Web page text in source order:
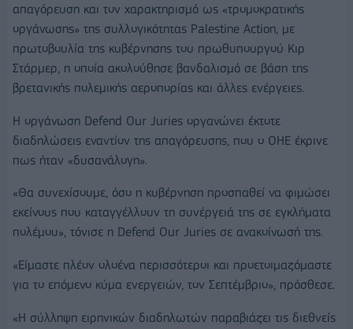
απαγόρευση και τον χαρακτηρισμό ως «τρομοκρατικής
οργάνωσης» της συλλογικότητας Palestine Action, με
πρωτοβουλία της κυβέρνησης του πρωθυπουργού Κιρ
Στάρμερ, η οποία ακολούθησε βανδαλισμό σε βάση της
βρετανικής πολεμικής αεροπορίας και άλλες ενέργειες.
Η οργάνωση Defend Our Juries οργανώνει έκτοτε
διαδηλώσεις εναντίον της απαγόρευσης, που ο ΟΗΕ έκρινε
πως ήταν «δυσανάλογη».
«Θα συνεχίσουμε, όσο η κυβέρνηση προσπαθεί να φιμώσει
εκείνους που καταγγέλλουν τη συνέργειά της σε εγκλήματα
πολέμου», τόνισε η Defend Our Juries σε ανακοίνωσή της.
«Είμαστε πλέον ολοένα περισσότεροι και προετοιμαζόμαστε
για το επόμενο κύμα ενεργειών, τον Σεπτέμβριο», πρόσθεσε.
«Η σύλληψη ειρηνικών διαδηλωτών παραβιάζει τις διεθνείς